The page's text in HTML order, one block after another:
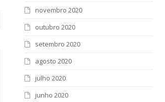
novembro 2020
outubro 2020
setembro 2020
agosto 2020
julho 2020
junho 2020